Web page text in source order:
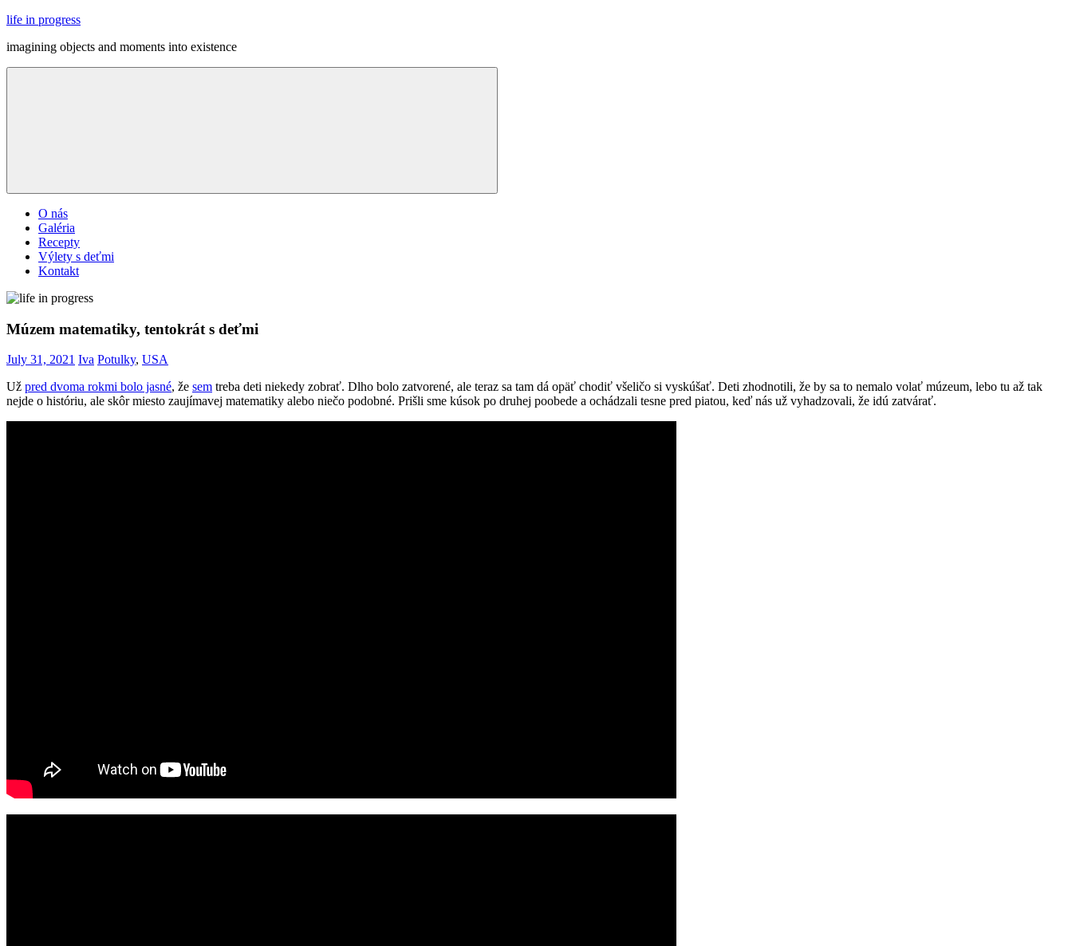
Skip
content
life in progress
imagining objects and moments into existence
Menu
O nás
Galéria
Recepty
Výlety s deťmi
Kontakt
Múzem matematiky, tentokrát s deťmi
July 31, 2021 Iva Potulky, USA
Už pred dvoma rokmi bolo jasné, že sem treba deti niekedy zobrať. Dlho bolo zatvorené, ale teraz sa tam dá opäť chodiť všeličo si vyskúšať. Deti zhodnotili, že by sa to nemalo volať múzeum, lebo tu až tak
nejde o históriu, ale skôr miesto zaujímavej matematiky alebo niečo podobné. Prišli sme kúsok po druhej poobede a ochádzali tesne pred piatou, keď nás už vyhadzovali, že idú zatvárať.